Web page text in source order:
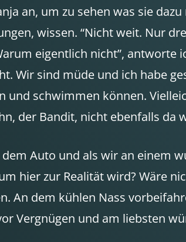
an, um zu sehen was sie
wissen. “Nicht weit. Nur
eigentlich nicht”, antworte
Wir sind müde und ich habe
schwimmen können.
der Bandit, nicht ebenfalls
Auto und als wir an einem
hier zur Realität wird? Wäre
An dem kühlen Nass
Vergnügen und am liebsten